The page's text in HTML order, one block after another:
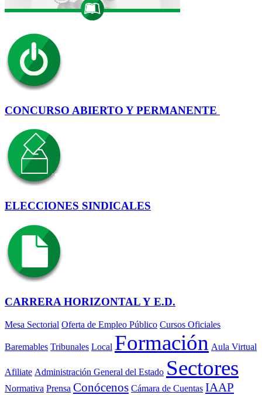
CONCURSO ABIERTO Y PERMANENTE
ELECCIONES SINDICALES
CARRERA HORIZONTAL Y E.D.
Mesa Sectorial Oferta de Empleo Público Cursos Oficiales
Baremables Tribunales Local Formación Aula Virtual
Afiliate Administración General del Estado Sectores
Normativa Prensa Conócenos Cámara de Cuentas IAAP